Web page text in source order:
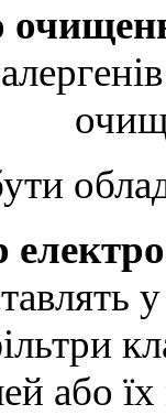
або